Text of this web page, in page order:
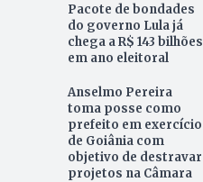
Pacote de bondades
do governo Lula já
chega a R$ 143 bilhões
em ano eleitoral
Anselmo Pereira
toma posse como
prefeito em exercício
de Goiânia com
objetivo de destravar
projetos na Câmara